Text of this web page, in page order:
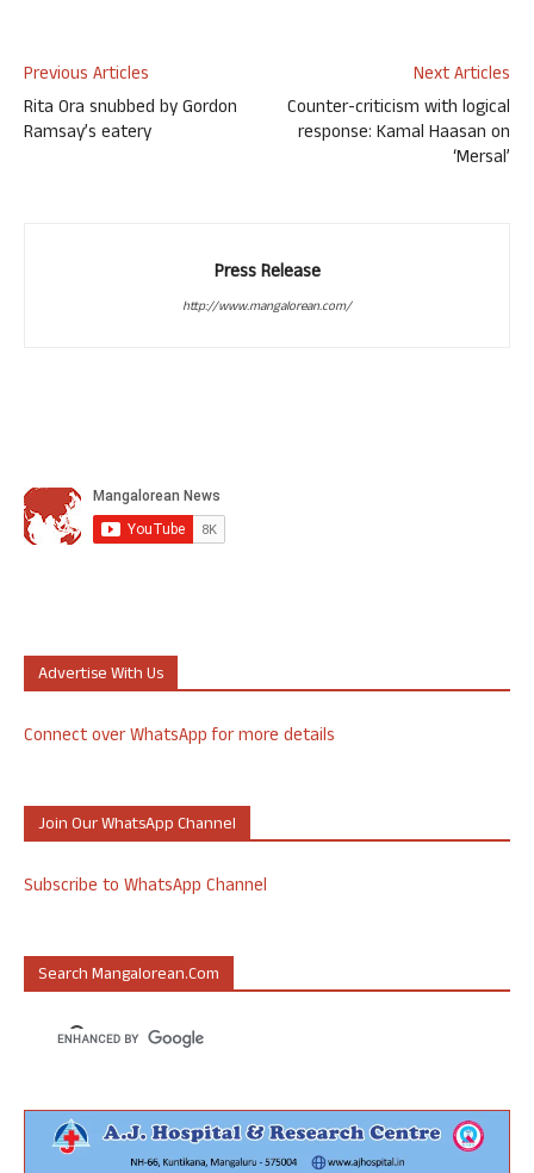
Previous Articles
Rita Ora snubbed by Gordon
Ramsay’s eatery
Next Articles
Counter-criticism with logical
response: Kamal Haasan on
‘Mersal’
Press Release
http://www.mangalorean.com/
Advertise With Us
Connect over WhatsApp for more details
Join Our WhatsApp Channel
Subscribe to WhatsApp Channel
Search Mangalorean.com